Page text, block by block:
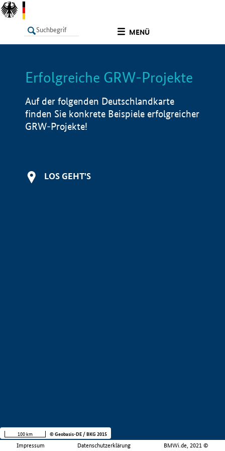
MENÜ
LISTE Info
Erfolgreiche GRW-Projekte
Auf der folgenden Deutschlandkarte
finden Sie konkrete Beispiele erfolgreicher
GRW-Projekte!
LOS GEHT'S
Impressum Datenschutzerklärung BMWi.de, 2021 ©
100 km © Geobasis-DE / BKG 2015